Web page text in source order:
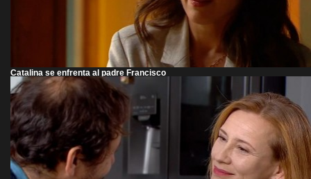
Catalina se enfrenta al padre Francisco